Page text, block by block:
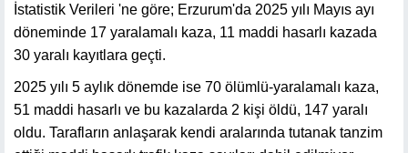
İstatistik Verileri 'ne göre; Erzurum'da 2025 yılı Mayıs ayı
döneminde 17 yaralamalı kaza, 11 maddi hasarlı kazada
30 yaralı kayıtlara geçti.
2025 yılı 5 aylık dönemde ise 70 ölümlü-yaralamalı kaza,
51 maddi hasarlı ve bu kazalarda 2 kişi öldü, 147 yaralı
oldu. Tarafların anlaşarak kendi aralarında tutanak tanzim